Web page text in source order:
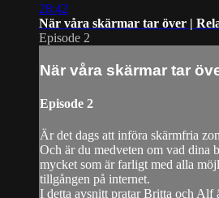
28:42
När våra skärmar tar över |
Episode 2
När våra skärmar tar
Episode 2
Är det dags att införa skärmfria
Och är du medveten om vad dina
mycket som är farligt med alla
tillgången på internet.
I detta avsnitt pratar Britta och Alf